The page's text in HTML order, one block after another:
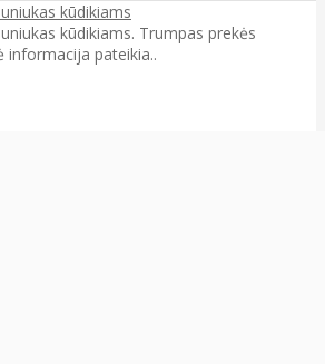
kūdikiams
kūdikiams. Trumpas prekės
informacija pateikia..